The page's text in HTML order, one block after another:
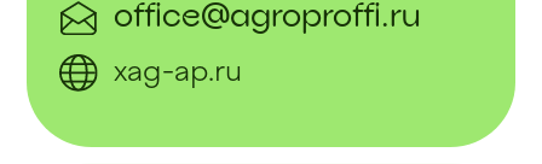
office@agroproffi.ru
xag-ap.ru